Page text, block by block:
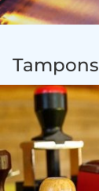
Tampons